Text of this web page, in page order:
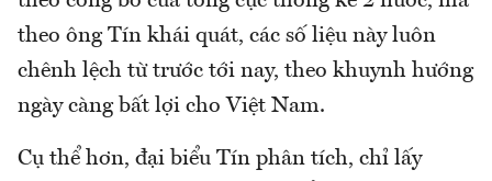
theo ông Tín khái quát, các số liệu này luôn
chênh lệch từ trước tới nay, theo khuynh hướng
ngày càng bất lợi cho Việt Nam.
Cụ thể hơn, đại biểu Tín phân tích, chỉ lấy